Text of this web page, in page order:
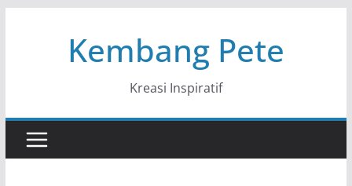
Kembang Pete
Kreasi Inspiratif